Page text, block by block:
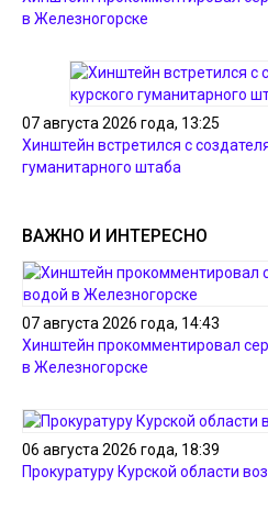
в Железногорске
07 августа 2026 года, 13:25
Хинштейн встретился с
гуманитарного штаба
ВАЖНО И ИНТЕРЕСНО
07 августа 2026 года, 14:43
Хинштейн прокомментировал
в Железногорске
06 августа 2026 года, 18:39
Прокуратуру Курской области